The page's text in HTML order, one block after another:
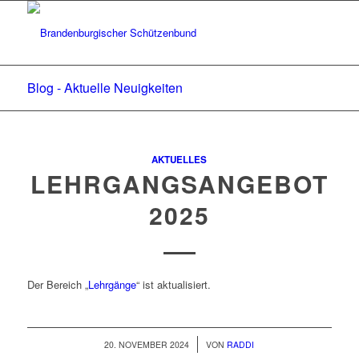
Blog - Aktuelle Neuigkeiten
AKTUELLES
LEHRGANGSANGEBOT
2025
Der Bereich „Lehrgänge“ ist aktualisiert.
20. NOVEMBER 2024
/ VON RADDI